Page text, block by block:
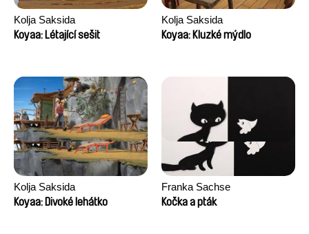
Kolja Saksida
Koyaa: Létající sešit
Kolja Saksida
Koyaa: Kluzké mýdlo
Kolja Saksida
Koyaa: Divoké lehátko
Franka Sachse
Kočka a pták